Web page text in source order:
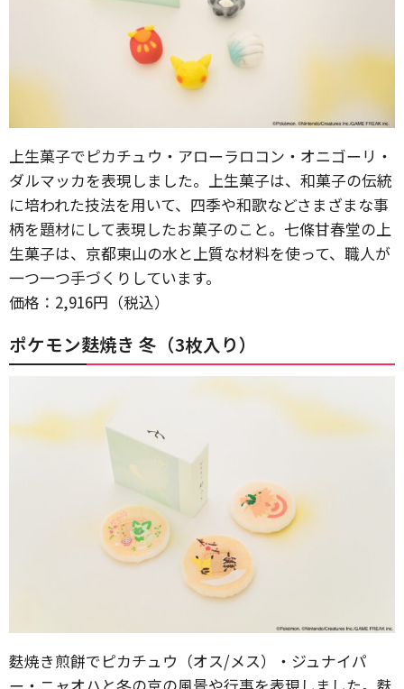
上生菓子でピカチュウ・アローラロコン・オニゴーリ・
ダルマッカを表現しました。上生菓子は、和菓子の伝統
に培われた技法を用いて、四季や和歌などさまざまな事
柄を題材にして表現したお菓子のこと。七條甘春堂の上
生菓子は、京都東山の水と上質な材料を使って、職人が
一つ一つ手づくりしています。
価格：2,916円（税込）
ポケモン麩焼き 冬（3枚入り）
麩焼き煎餅でピカチュウ（オス/メス）・ジュナイパ